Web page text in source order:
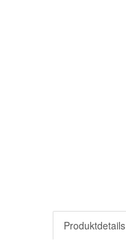
Produktdetails